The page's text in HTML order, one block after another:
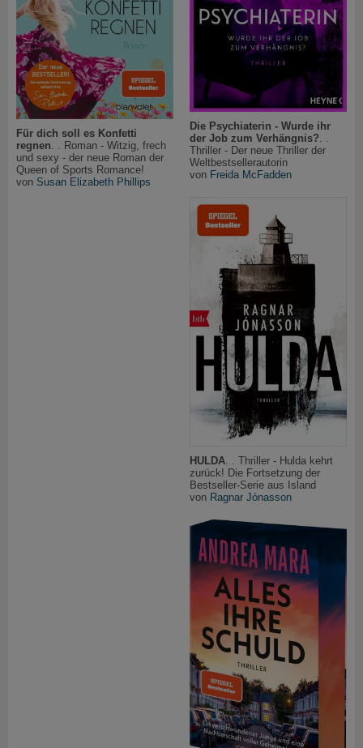
Für dich soll es Konfetti
regnen . . Roman - Witzig, frech
und sexy - der neue Roman der
Queen of Sports Romance!
von Susan Elizabeth Phillips
Die Psychiaterin - Wurde ihr
der Job zum Verhängnis?. .
Thriller - Der neue Thriller der
Weltbestsellerautorin
von Freida McFadden
HULDA . . Thriller - Hulda kehrt
zurück! Die Fortsetzung der
Bestseller-Serie aus Island
von Ragnar Jónasson